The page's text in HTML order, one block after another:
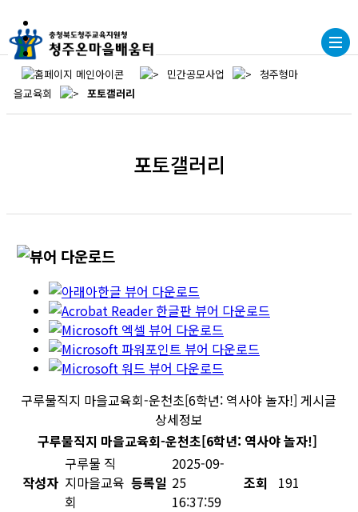
민간공모사업
청주형마
을교육회
포토갤러리
포토갤러리
구루물직지 마을교육회-운천초[6학년: 역사야 놀자!] 게시글
상세정보
구루물직지 마을교육회-운천초[6학년: 역사야 놀자!]
작성자
구루물 직
지마을교육
회
등록일
2025-09-
25
16:37:59
조회 191